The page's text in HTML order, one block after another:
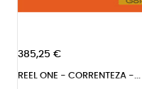
385,25 €
REEL ONE - CORRENTEZA -...